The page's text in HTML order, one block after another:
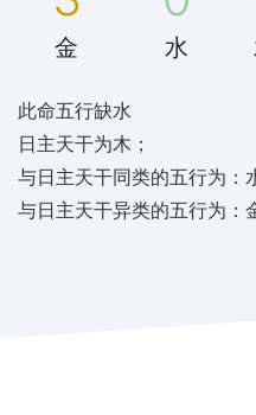
金 水
此命五行缺水
日主天干为木；
与日主天干同类的五行为：
与日主天干异类的五行为：